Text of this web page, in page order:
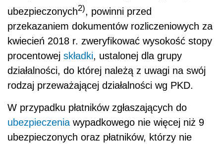
ubezpieczonych2), powinni przed
przekazaniem dokumentów rozliczeniowych za
kwiecień 2018 r. zweryfikować wysokość stopy
procentowej składki, ustalonej dla grupy
działalności, do której należą z uwagi na swój
rodzaj przeważającej działalności wg PKD.
W przypadku płatników zgłaszających do
ubezpieczenia wypadkowego nie więcej niż 9
ubezpieczonych oraz płatników, którzy nie